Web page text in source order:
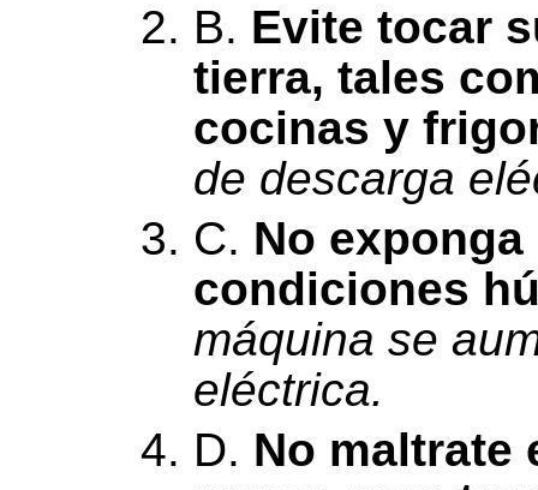
B. Evite tocar
tierra, tales
cocinas y
de descarga
C. No
condiciones
máquina se
eléctrica.
D. No maltrate